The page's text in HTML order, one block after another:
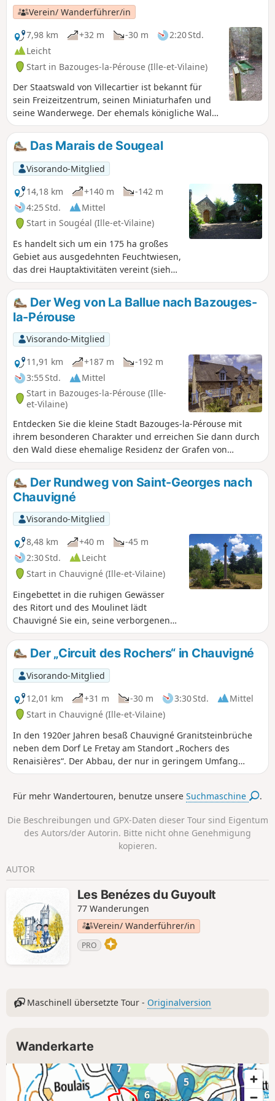
vorgeschlagenen Route können Sie einige
davon entdecken und mit etwas Glück auch
die vierbeinigen Bewohner des Waldes.
Dazu müssen Sie relativ leise sein und ein
wenig Glück haben.
Verein/ Wanderführer/in
7,98 km
+32 m -30 m
2:20 Std.
Leicht
Start in Bazouges-la-Pérouse (Ille-et-Vilaine)
Der Staatswald von Villecartier ist bekannt für
sein Freizeitzentrum, seinen Miniaturhafen und
seine Wanderwege. Der ehemals königliche Wald
hat eine Fläche von 1000 ha. Er ist übersät mit
mehr oder weniger alten Denkmälern, die von
den menschlichen Aktivitäten im Laufe seiner
Geschichte zeugen. Auf der vorgeschlagenen
Route können Sie einige davon entdecken und mit
etwas Glück auch die vierbeinigen Bewohner des
Waldes. Dazu sollten Sie sich jedoch relativ leise
verhalten.
Das Marais de Sougeal
Visorando-Mitglied
14,18 km
+140 m
-142 m
4:25 Std.
Mittel
Start in Sougéal (Ille-et-Vilaine)
Es handelt sich um ein 175 ha großes
Gebiet aus ausgedehnten Feuchtwiesen,
das drei Hauptaktivitäten vereint (siehe
praktische Informationen). Dieser
Rundweg lädt Sie ein, diesen
Lebensraum zu entdecken, beginnend
bei der Fischtreppe und anschließend
dicht am Couesnon entlangführend. In
diesem regionalen Naturschutzgebiet
ist nur Vogelgesang zu hören.
Der Weg von La Ballue nach Bazouges-
la-Pérouse
Visorando-Mitglied
11,91 km
+187 m
-192 m
3:55 Std.
Mittel
Start in Bazouges-la-Pérouse (Ille-
et-Vilaine)
Entdecken Sie die kleine Stadt Bazouges-la-Pérouse mit
ihrem besonderen Charakter und erreichen Sie dann durch
den Wald diese ehemalige Residenz der Grafen von
Fougères, die heute als Gästehaus dient, und wandern Sie
schließlich entlang charmanter Bäche, die Ruhe und
Gelassenheit bieten.
Der Rundweg von Saint-Georges nach
Chauvigné
Visorando-Mitglied
8,48 km
+40 m
-45 m
2:30 Std.
Leicht
Start in Chauvigné (Ille-et-Vilaine)
Eingebettet in die ruhigen Gewässer
des Ritort und des Moulinet lädt
Chauvigné Sie ein, seine verborgenen
Schätze zu entdecken und gewährt
Ihnen einen Einblick in seine
Geschichte.
Der „Circuit des Rochers“ in Chauvigné
Visorando-Mitglied
12,01 km
+31 m -30 m 3:30 Std.
Mittel
Start in Chauvigné (Ille-et-Vilaine)
In den 1920er Jahren besaß Chauvigné Granitsteinbrüche
neben dem Dorf Le Fretay am Standort „Rochers des
Renaisières“. Der Abbau, der nur in geringem Umfang
stattfand, konzentrierte sich hauptsächlich auf die
unternimmt einen Ausflug mitten ins Herz des
und traditionellen Gebäuden.
Für mehr Wandertouren, benutze unsereSuchmaschine .
Die Beschreibungen und GPX-Daten dieser Tour sind Eigentum
des Autors/der Autorin. Bitte nicht ohne Genehmigung
kopieren.
AUTOR
Les Benézes du Guyoult
77 Wanderungen
Verein/ Wanderführer/in
PRO
Maschinell übersetzte Tour - Originalversion
Wanderkarte
5
6
7